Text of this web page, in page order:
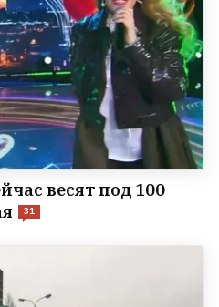
весят под 100
31